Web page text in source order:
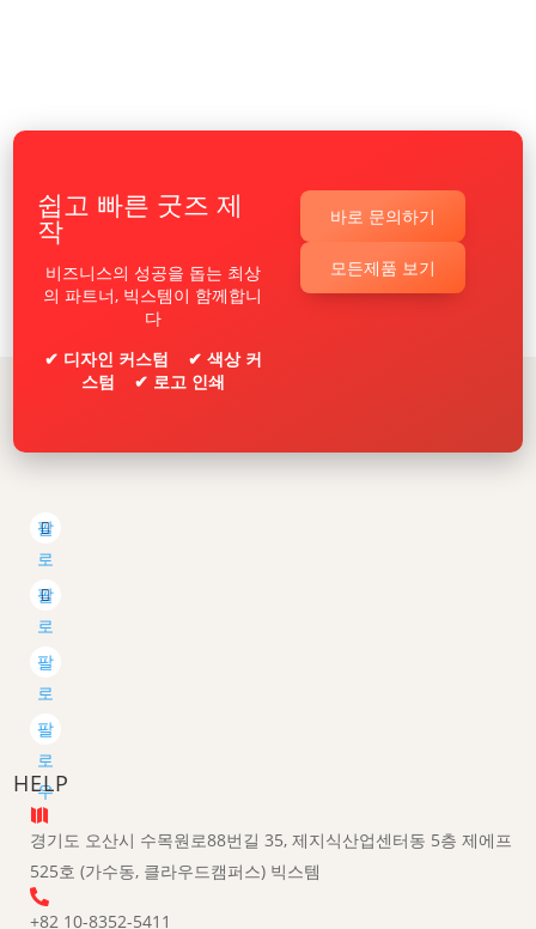
쉽고 빠른 굿즈 제
작
비즈니스의 성공을 돕는 최상
의 파트너, 빅스템이 함께합니
다
✔ 디자인 커스텀 ✔ 색상 커
스텀 ✔ 로고 인쇄
바로 문의하기
모든제품 보기
팔
로
우
팔
로
우
팔
로
우
팔
로
우
HELP

경기도 오산시 수목원로88번길 35, 제지식산업센터동 5층 제에프
525호 (가수동, 클라우드캠퍼스) 빅스템

+82 10-8352-5411